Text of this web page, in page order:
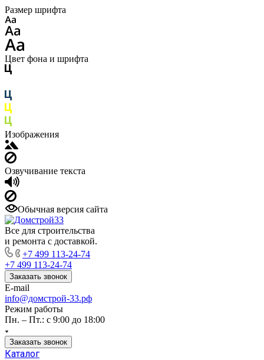
Размер шрифта
Цвет фона и шрифта
Изображения
Озвучивание текста
Обычная версия сайта
Все для строительства
и ремонта с доставкой.
+7 499 113-24-74
+7 499 113-24-74
Заказать звонок
E-mail
info@домстрой-33.рф
Режим работы
Пн. – Пт.: с 9:00 до 18:00
Заказать звонок
Каталог